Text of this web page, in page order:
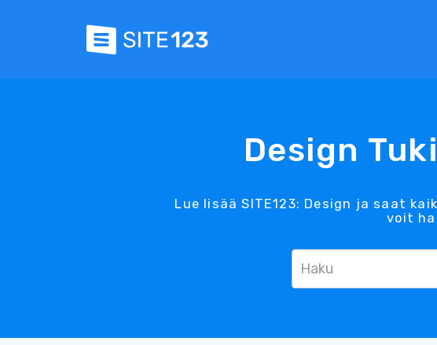
Design
Lue lisää SITE123: Design ja saat
voit